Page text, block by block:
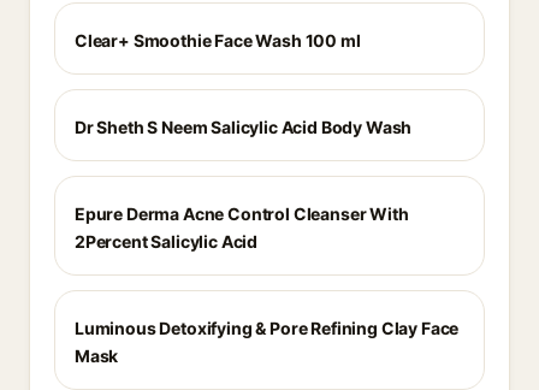
Clear+ Smoothie Face Wash 100 ml
Dr Sheth S Neem Salicylic Acid Body Wash
Epure Derma Acne Control Cleanser With
2Percent Salicylic Acid
Luminous Detoxifying & Pore Refining Clay Face
Mask